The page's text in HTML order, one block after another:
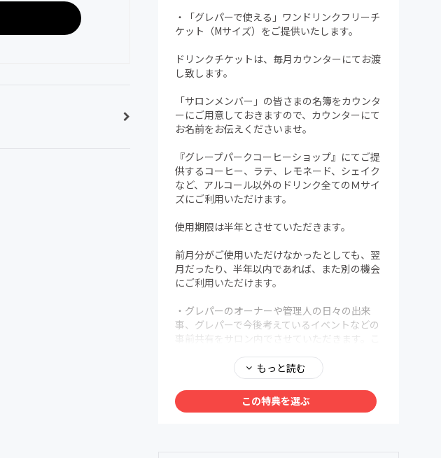
・「グレパーで使える」ワンドリンクフリーチ
ケット（Mサイズ）をご提供いたします。
ドリンクチケットは、毎月カウンターにてお渡
し致します。
「サロンメンバー」の皆さまの名簿をカウンタ
ーにご用意しておきますので、カウンターにて
お名前をお伝えくださいませ。
『グレープパークコーヒーショップ』にてご提
供するコーヒー、ラテ、レモネード、シェイク
など、アルコール以外のドリンク全てのＭサイ
ズにご利用いただけます。
使用期限は半年とさせていただきます。
前月分がご使用いただけなかったとしても、翌
月だったり、半年以内であれば、また別の機会
にご利用いただけます。
・グレパーのオーナーや管理人の日々の出来
事、グレパーで今後考えているイベントなどの
事前共有をサロン内でさせていただきます。こ
・トークショーや音楽ライブなど開催する際
は、サロンメンバーさんにまず情報を共有させ
ていただきます。こちらもまた、限定アクティ
もっと読む
この特典を選ぶ